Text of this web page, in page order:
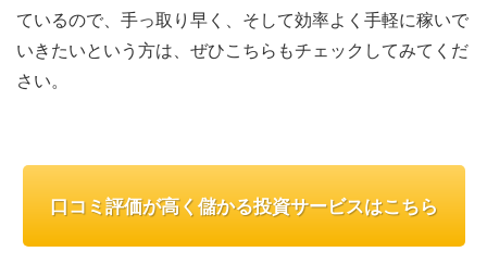
ているので、手っ取り早く、そして効率よく手軽に稼いで
いきたいという方は、ぜひこちらもチェックしてみてくだ
さい。
口コミ評価が高く儲かる投資サービスはこちら